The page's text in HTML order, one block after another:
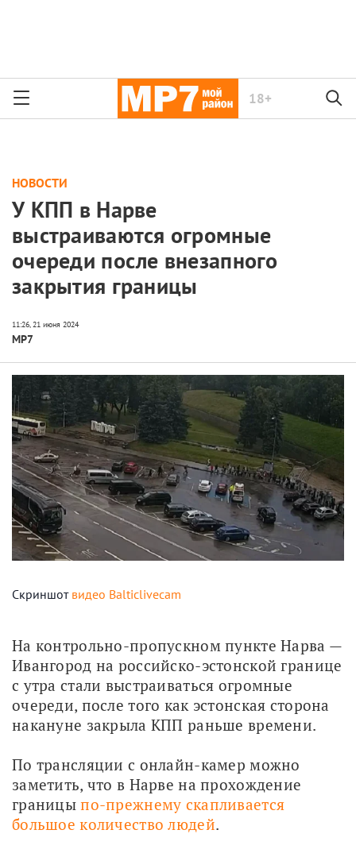
18+
НОВОСТИ
У КПП в Нарве
выстраиваются огромные
очереди после внезапного
закрытия границы
МР7
Скриншот видео Balticlivecam
На контрольно-пропускном пункте Нарва —
Ивангород на российско-эстонской границе
с утра стали выстраиваться огромные
очереди, после того как эстонская сторона
накануне закрыла КПП раньше времени.
По трансляции с онлайн-камер можно
заметить, что в Нарве на прохождение
границы по-прежнему скапливается
большое количество людей.